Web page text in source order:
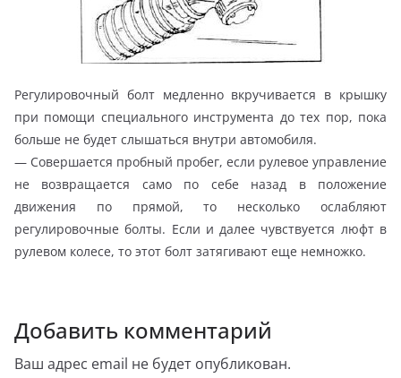
Регулировочный болт медленно вкручивается в крышку
при помощи специального инструмента до тех пор, пока
больше не будет слышаться внутри автомобиля.
— Совершается пробный пробег, если рулевое управление
не возвращается само по себе назад в положение
движения по прямой, то несколько ослабляют
регулировочные болты. Если и далее чувствуется люфт в
рулевом колесе, то этот болт затягивают еще немножко.
Добавить комментарий
Ваш адрес email не будет опубликован.